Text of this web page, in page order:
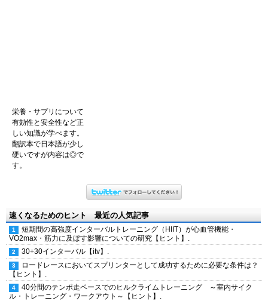
栄養・サプリについて
有効性と安全性など正
しい知識が学べます。
翻訳本で日本語が少し
硬いですが内容は◎で
す。
速くなるためのヒント 最近の人気記事
短期間の高強度インターバルトレーニング（HIIT）が心血管機能・
VO2max・筋力に及ぼす影響についての研究【ヒント】.
30+30インターバル【itv】.
ロードレースにおいてスプリンターとして成功するために必要な条件は？
【ヒント】.
40分間のテンポ走ペースでのヒルクライムトレーニング ～室内サイク
ル・トレーニング・ワークアウト～【ヒント】.